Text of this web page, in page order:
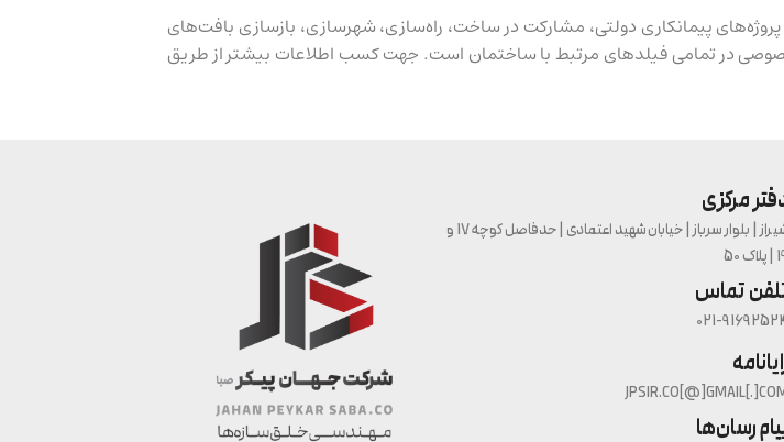
مجری پروژه‌های پیمانکاری دولتی، مشارکت در ساخت، راه‌سازی، شهرسازی، بازسازی بافت‌های
در تمامی فیلدهای مرتبط با ساختمان است. جهت کسب اطلاعات بیشتر از طریق
مرکزی
شیراز | بلوار سرباز | خیابان شهید اعتمادی | حدفاصل کوچه 17 و
50
تماس
021-
رسان‌ها